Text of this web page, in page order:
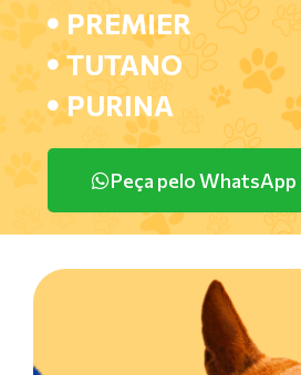
PREMIER
TUTANO
PURINA
Peça pelo WhatsApp